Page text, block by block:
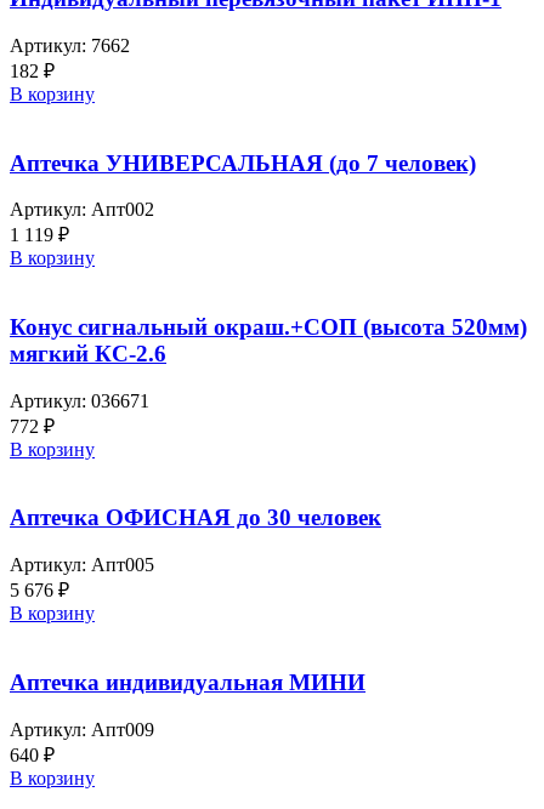
Артикул: 7662
182 ₽
В корзину
Аптечка УНИВЕРСАЛЬНАЯ (до 7 человек)
Артикул: Апт002
1 119 ₽
В корзину
Конус сигнальный окраш.+СОП (высота 520мм)
мягкий КС-2.6
Артикул: 036671
772 ₽
В корзину
Аптечка ОФИСНАЯ до 30 человек
Артикул: Апт005
5 676 ₽
В корзину
Аптечка индивидуальная МИНИ
Артикул: Апт009
640 ₽
В корзину